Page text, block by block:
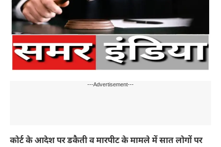
---Advertisement---
कोर्ट के आदेश पर डकैती व मारपीट के मामले में सात लोगों पर